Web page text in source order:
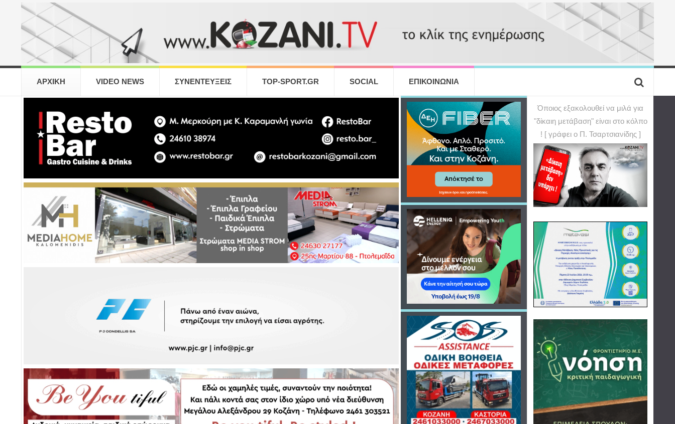
ΑΡΧΙΚΗ VIDEO NEWS ΣΥΝΕΝΤΕΥΞΕΙΣ TOP-SPORT.GR SOCIAL ΕΠΙΚΟΙΝΩΝΙΑ
Όποιος εξακολουθεί να μιλά για
"δίκαιη μετάβαση" είναι στο κόλπο
! [ γράφει ο Π. Τσαρτσιανίδης ]